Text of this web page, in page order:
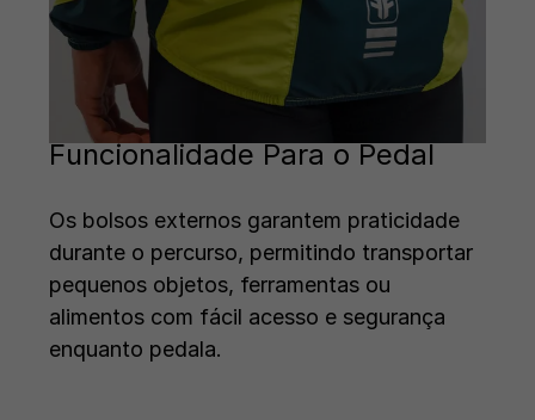
Funcionalidade Para o Pedal
Os bolsos externos garantem praticidade
durante o percurso, permitindo transportar
pequenos objetos, ferramentas ou
alimentos com fácil acesso e segurança
enquanto pedala.